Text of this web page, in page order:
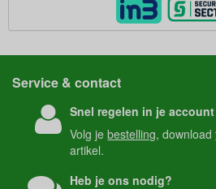
Service & contact
Snel regelen in je account
Volg jebestelling, download
artikel.
Heb je ons nodig?